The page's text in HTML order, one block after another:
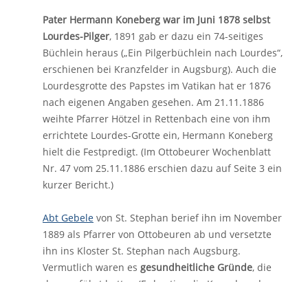
Pater Hermann Koneberg war im Juni 1878 selbst
Lourdes-Pilger, 1891 gab er dazu ein 74-seitiges
Büchlein heraus („Ein Pilgerbüchlein nach Lourdes“,
erschienen bei Kranzfelder in Augsburg). Auch die
Lourdesgrotte des Papstes im Vatikan hat er 1876
nach eigenen Angaben gesehen. Am 21.11.1886
weihte Pfarrer Hötzel in Rettenbach eine von ihm
errichtete Lourdes-Grotte ein, Hermann Koneberg
hielt die Festpredigt. (Im Ottobeurer Wochenblatt
Nr. 47 vom 25.11.1886 erschien dazu auf Seite 3 ein
kurzer Bericht.)
Abt Gebele von St. Stephan berief ihn im November
1889 als Pfarrer von Ottobeuren ab und versetzte
ihn ins Kloster St. Stephan nach Augsburg.
Vermutlich waren es gesundheitliche Gründe, die